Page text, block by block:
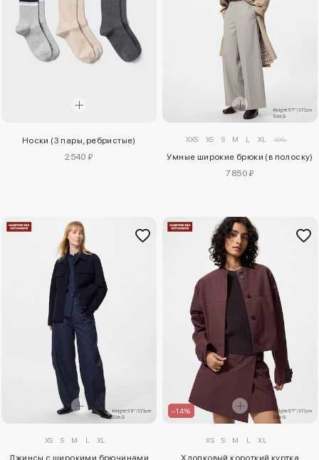
Носки (3 пары, ребристые)
2540 ₽
XXS XS S M L XL XXL
Умные широкие брюки (в полоску)
7850 ₽
XS S M L XL
Джинсы с широкими брючинами
–14%
XS S M L XL
Хлопковый короткий куртка